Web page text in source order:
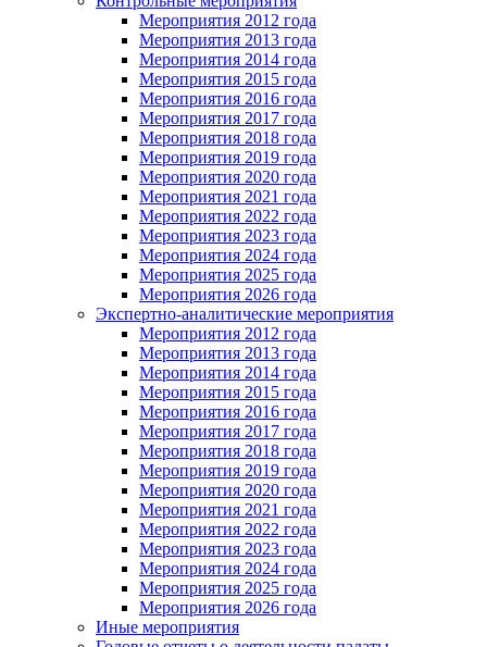
Мероприятия 2012 года
Мероприятия 2013 года
Мероприятия 2014 года
Мероприятия 2015 года
Мероприятия 2016 года
Мероприятия 2017 года
Мероприятия 2018 года
Мероприятия 2019 года
Мероприятия 2020 года
Мероприятия 2021 года
Мероприятия 2022 года
Мероприятия 2023 года
Мероприятия 2024 года
Мероприятия 2025 года
Мероприятия 2026 года
Экспертно-аналитические мероприятия
Мероприятия 2012 года
Мероприятия 2013 года
Мероприятия 2014 года
Мероприятия 2015 года
Мероприятия 2016 года
Мероприятия 2017 года
Мероприятия 2018 года
Мероприятия 2019 года
Мероприятия 2020 года
Мероприятия 2021 года
Мероприятия 2022 года
Мероприятия 2023 года
Мероприятия 2024 года
Мероприятия 2025 года
Мероприятия 2026 года
Иные мероприятия